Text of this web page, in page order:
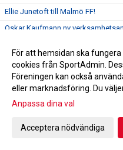
Ellie Junetoft till Malmö FF!
Oskar Kaufmann ny
HÅLLBARHETSRAPPORTEN UTE!
TFF-TV träffar: Oscar
Dalarös Eviga Städ ny Officiell
Profilfritids verksamhet fortsätter!
Ledaravslutning!
För att hemsidan ska
cookies från SportAdmin.
Föreningen kan också
eller marknadsföring. Du
Anpassa dina val
Acceptera nödvändiga